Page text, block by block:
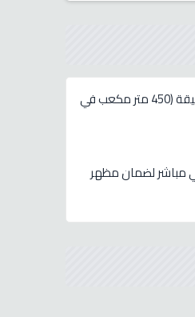
مروحة UNITED المدمجة ذات التدفق المختلط مقاس 6 بوصات (150 مم) توفر تهوية قوية وفعالة بتصميم صغير الحجم، حيث تصل إلى تدفق هواء 265 قدم مكعب في الدقيقة (450 متر مكعب في
مباشر لضمان مظهر